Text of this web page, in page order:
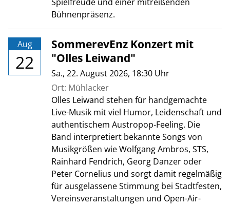
Bühnenpräsenz.
Aug
22
SommerevEnz Konzert mit
"Olles Leiwand"
Sa., 22. August 2026, 18:30 Uhr
Ort: Mühlacker
Olles Leiwand stehen für handgemachte
Live-Musik mit viel Humor, Leidenschaft und
authentischem Austropop-Feeling. Die
Band interpretiert bekannte Songs von
Musikgrößen wie Wolfgang Ambros, STS,
Rainhard Fendrich, Georg Danzer oder
Peter Cornelius und sorgt damit regelmäßig
für ausgelassene Stimmung bei Stadtfesten,
Vereinsveranstaltungen und Open-Air-